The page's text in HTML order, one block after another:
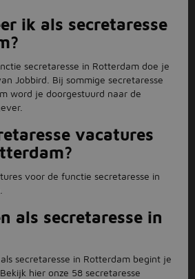
ik als secretaresse
secretaresse in Rotterdam doe je
Jobbird. Bij sommige secretaresse
word je doorgestuurd naar de
vacatures
voor de functie secretaresse in
als secretaresse in
secretaresse in Rotterdam begint je
hier onze 58 secretaresse